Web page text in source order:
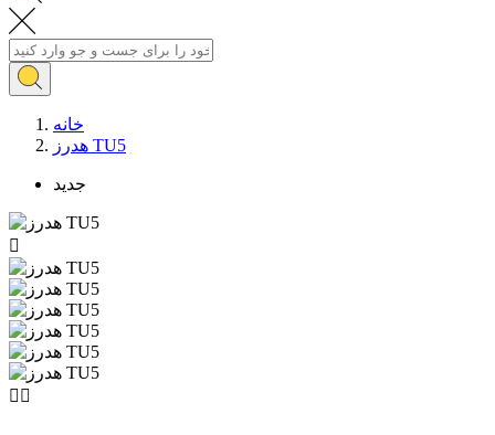
خانه
هدرز TU5
جدید

 